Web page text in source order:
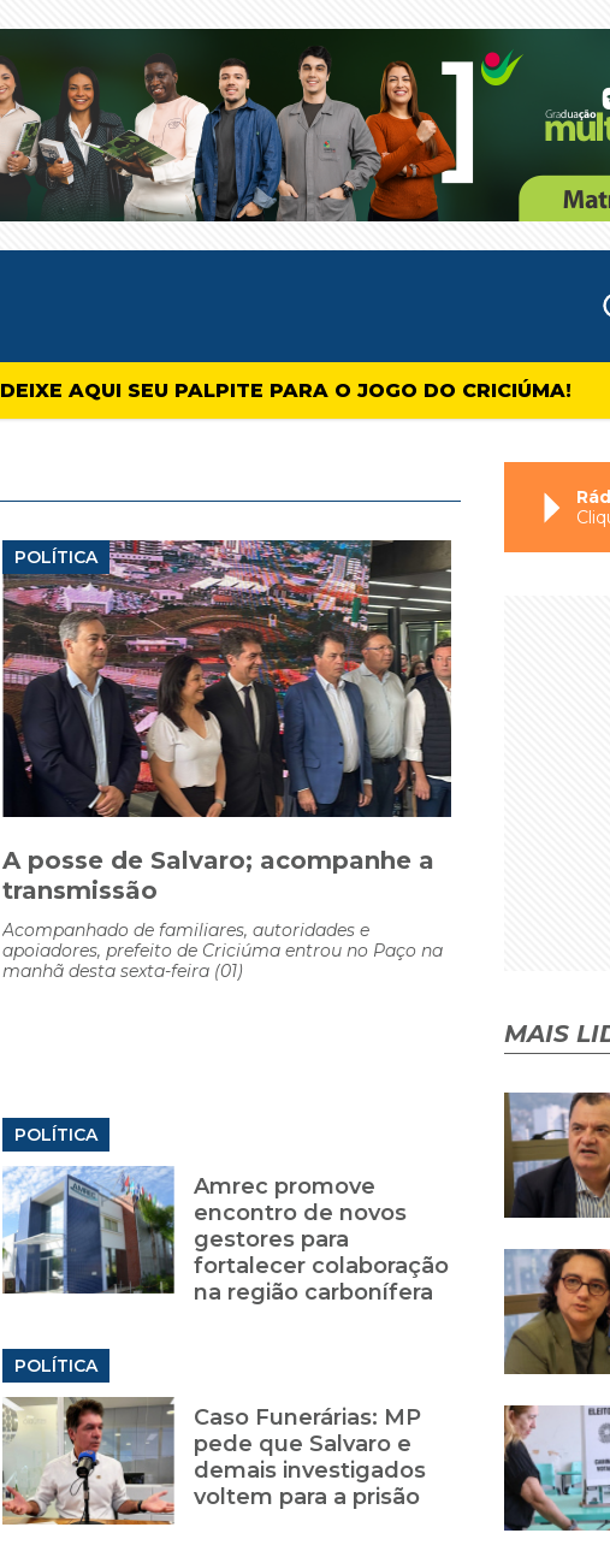
DEIXE AQUI SEU PALPITE PARA O JOGO DO CRICIÚMA!
POLÍTICA
A posse de Salvaro; acompanhe a
transmissão
Acompanhado de familiares, autoridades e
apoiadores, prefeito de Criciúma entrou no Paço na
manhã desta sexta-feira (01)
POLÍTICA
Amrec promove
encontro de novos
gestores para
fortalecer colaboração
na região carbonífera
POLÍTICA
Caso Funerárias: MP
pede que Salvaro e
demais investigados
voltem para a prisão
MAIS